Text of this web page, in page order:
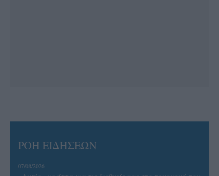
ΡΟΗ ΕΙΔΗΣΕΩΝ
07/08/2026